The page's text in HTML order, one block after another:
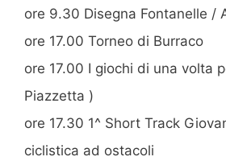
ore 9.30 Disegna Fontanelle /
ore 17.00 Torneo di Burraco
ore 17.00 I giochi di una volta
Piazzetta )
ore 17.30 1^ Short Track
ciclistica ad ostacoli